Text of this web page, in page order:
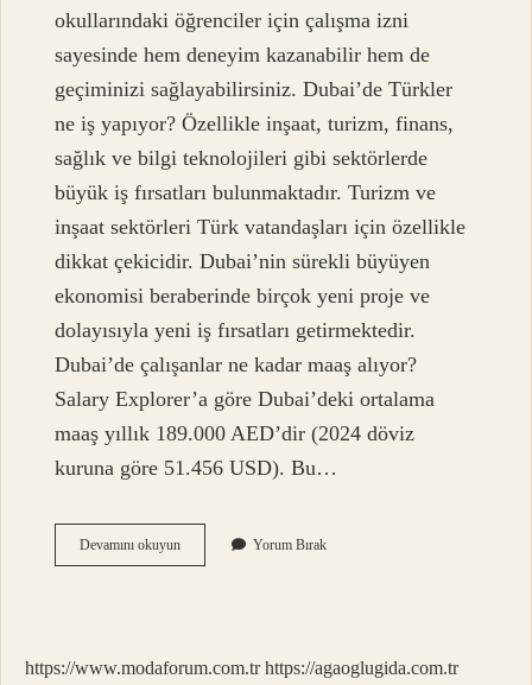
okullarındaki öğrenciler için çalışma izni
sayesinde hem deneyim kazanabilir hem de
geçiminizi sağlayabilirsiniz. Dubai’de Türkler
ne iş yapıyor? Özellikle inşaat, turizm, finans,
sağlık ve bilgi teknolojileri gibi sektörlerde
büyük iş fırsatları bulunmaktadır. Turizm ve
inşaat sektörleri Türk vatandaşları için özellikle
dikkat çekicidir. Dubai’nin sürekli büyüyen
ekonomisi beraberinde birçok yeni proje ve
dolayısıyla yeni iş fırsatları getirmektedir.
Dubai’de çalışanlar ne kadar maaş alıyor?
Salary Explorer’a göre Dubai’deki ortalama
maaş yıllık 189.000 AED’dir (2024 döviz
kuruna göre 51.456 USD). Bu…
Devamını okuyunDubaide
Iş
Yorum Bırak
https://www.modaforum.com.tr https://agaoglugida.com.tr